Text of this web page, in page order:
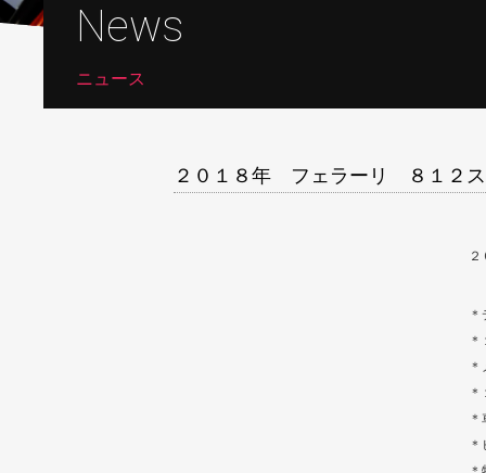
News
ニュース
２０１８年 フェラーリ ８１２